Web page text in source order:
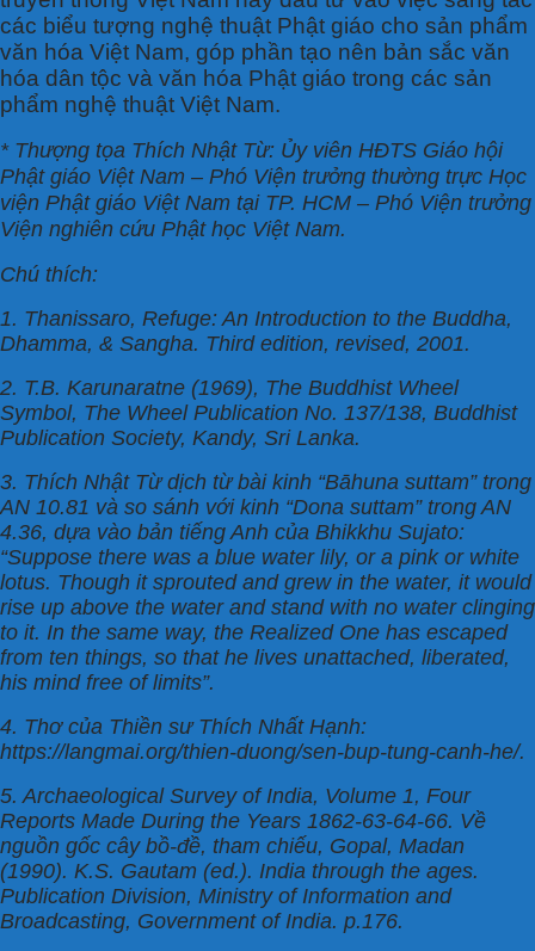
các biểu tượng nghệ thuật Phật giáo cho sản phẩm
văn hóa Việt Nam, góp phần tạo nên bản sắc văn
hóa dân tộc và văn hóa Phật giáo trong các sản
phẩm nghệ thuật Việt Nam.
* Thượng tọa Thích Nhật Từ: Ủy viên HĐTS Giáo hội
Phật giáo Việt Nam – Phó Viện trưởng thường trực Học
viện Phật giáo Việt Nam tại TP. HCM – Phó Viện trưởng
Viện nghiên cứu Phật học Việt Nam.
Chú thích:
1. Thanissaro, Refuge: An Introduction to the Buddha,
Dhamma, & Sangha. Third edition, revised, 2001.
2. T.B. Karunaratne (1969), The Buddhist Wheel
Symbol, The Wheel Publication No. 137/138, Buddhist
Publication Society, Kandy, Sri Lanka.
3. Thích Nhật Từ dịch từ bài kinh “Bāhuna suttam” trong
AN 10.81 và so sánh với kinh “Dona suttam” trong AN
4.36, dựa vào bản tiếng Anh của Bhikkhu Sujato:
“Suppose there was a blue water lily, or a pink or white
lotus. Though it sprouted and grew in the water, it would
rise up above the water and stand with no water clinging
to it. In the same way, the Realized One has escaped
from ten things, so that he lives unattached, liberated,
his mind free of limits”.
4. Thơ của Thiền sư Thích Nhất Hạnh:
https://langmai.org/thien-duong/sen-bup-tung-canh-he/.
5. Archaeological Survey of India, Volume 1, Four
Reports Made During the Years 1862-63-64-66. Về
nguồn gốc cây bồ-đề, tham chiếu, Gopal, Madan
(1990). K.S. Gautam (ed.). India through the ages.
Publication Division, Ministry of Information and
Broadcasting, Government of India. p.176.